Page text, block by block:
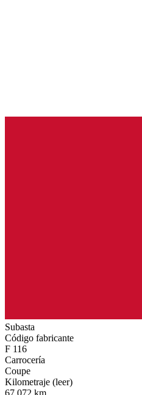
Subasta
Código fabricante
F 116
Carrocería
Coupe
Kilometraje (leer)
67.072 km